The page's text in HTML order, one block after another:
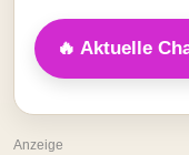
🔥 Aktuelle
Anzeige